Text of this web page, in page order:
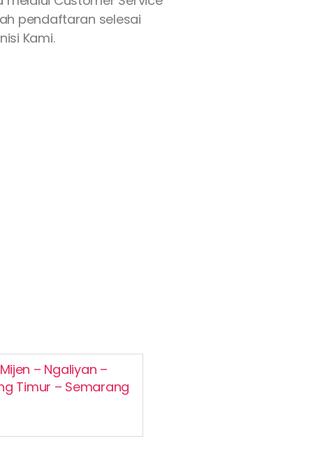
pendaftaran selesai
Kami.
– Ngaliyan –
Timur – Semarang